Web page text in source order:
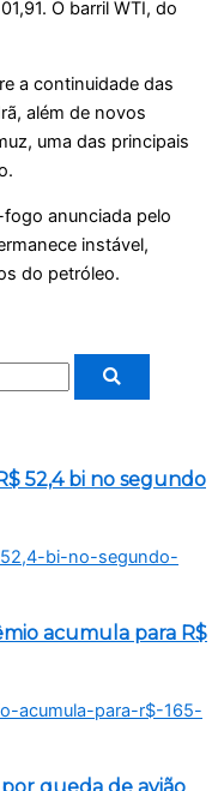
O barril WTI, do
a continuidade das
além de novos
uma das principais
anunciada pelo
instável,
do petróleo.
52,4 bi no segundo
acumula para R$